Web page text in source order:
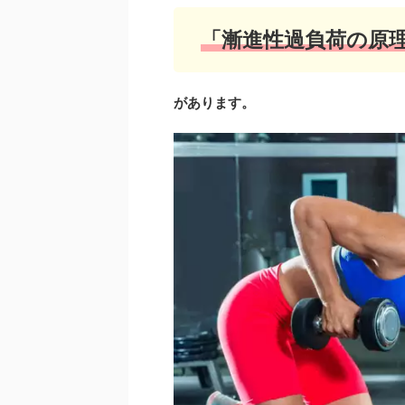
「漸進性過負荷の原
があります。